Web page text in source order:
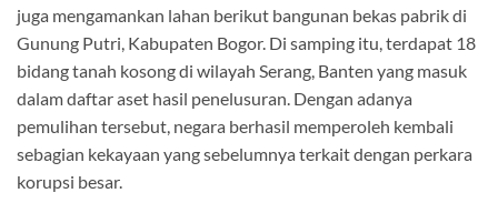
juga mengamankan lahan berikut bangunan bekas pabrik di
Gunung Putri, Kabupaten Bogor. Di samping itu, terdapat 18
bidang tanah kosong di wilayah Serang, Banten yang masuk
dalam daftar aset hasil penelusuran. Dengan adanya
pemulihan tersebut, negara berhasil memperoleh kembali
sebagian kekayaan yang sebelumnya terkait dengan perkara
korupsi besar.